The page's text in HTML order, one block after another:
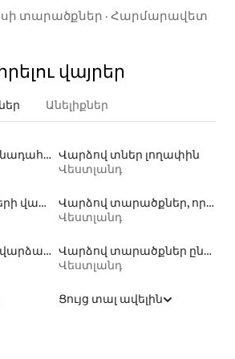
տարածքներ · Հարմարավետ
վայրեր
Անելիքներ
Վարձով տներ լեռնադահուկային լանջին Վարձով տներ լողափին
Վեստլանդ
Նախաճաշով տների վարձակալություն
Վարձով տարածքներ, որտեղ թույլատրվում է մնալ տնային կենդանիների հետ
Վեստլանդ
Հանգստի տների վարձակալություն
Վարձով տարածքներ ընտանիքների համար
Վեստլանդ
Ցույց տալ ավելին